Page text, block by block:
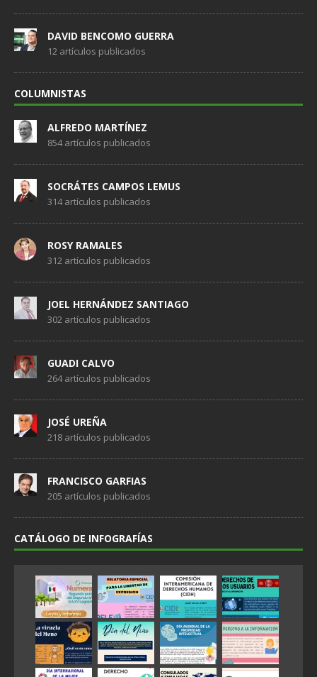
DAVID BENCOMO GUERRA
12 artículos publicados
COLUMNISTAS
ALFREDO MARTÍNEZ
854 artículos publicados
SOCRÁTES CAMPOS LEMUS
314 artículos publicados
ROSY RAMALES
312 artículos publicados
JOEL HERNÁNDEZ SANTIAGO
302 artículos publicados
GUADI CALVO
264 artículos publicados
JOSÉ UREÑA
218 artículos publicados
FRANCISCO GARFIAS
205 artículos publicados
CATÁLOGO DE INFOGRAFÍAS